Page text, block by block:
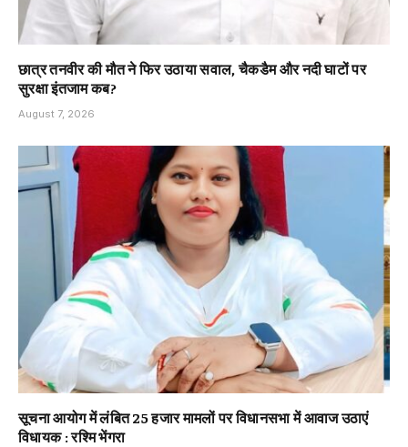
छात्र तनवीर की मौत ने फिर उठाया सवाल, चैकडैम और नदी घाटों पर
सुरक्षा इंतजाम कब?
August 7, 2026
सूचना आयोग में लंबित 25 हजार मामलों पर विधानसभा में आवाज उठाएं
विधायक : रश्मि भेंगरा